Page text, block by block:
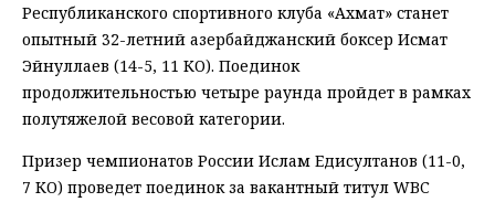
Республиканского спортивного клуба «Ахмат» станет
опытный 32-летний азербайджанский боксер Исмат
Эйнуллаев (14-5, 11 КО). Поединок
продолжительностью четыре раунда пройдет в рамках
полутяжелой весовой категории.
Призер чемпионатов России Ислам Едисултанов (11-0,
7 КО) проведет поединок за вакантный титул WBC